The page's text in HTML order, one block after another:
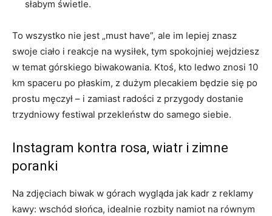
słabym świetle.
To wszystko nie jest „must have”, ale im lepiej znasz
swoje ciało i reakcje na wysiłek, tym spokojniej wejdziesz
w temat górskiego biwakowania. Ktoś, kto ledwo znosi 10
km spaceru po płaskim, z dużym plecakiem będzie się po
prostu męczył – i zamiast radości z przygody dostanie
trzydniowy festiwal przekleństw do samego siebie.
Instagram kontra rosa, wiatr i zimne
poranki
Na zdjęciach biwak w górach wygląda jak kadr z reklamy
kawy: wschód słońca, idealnie rozbity namiot na równym